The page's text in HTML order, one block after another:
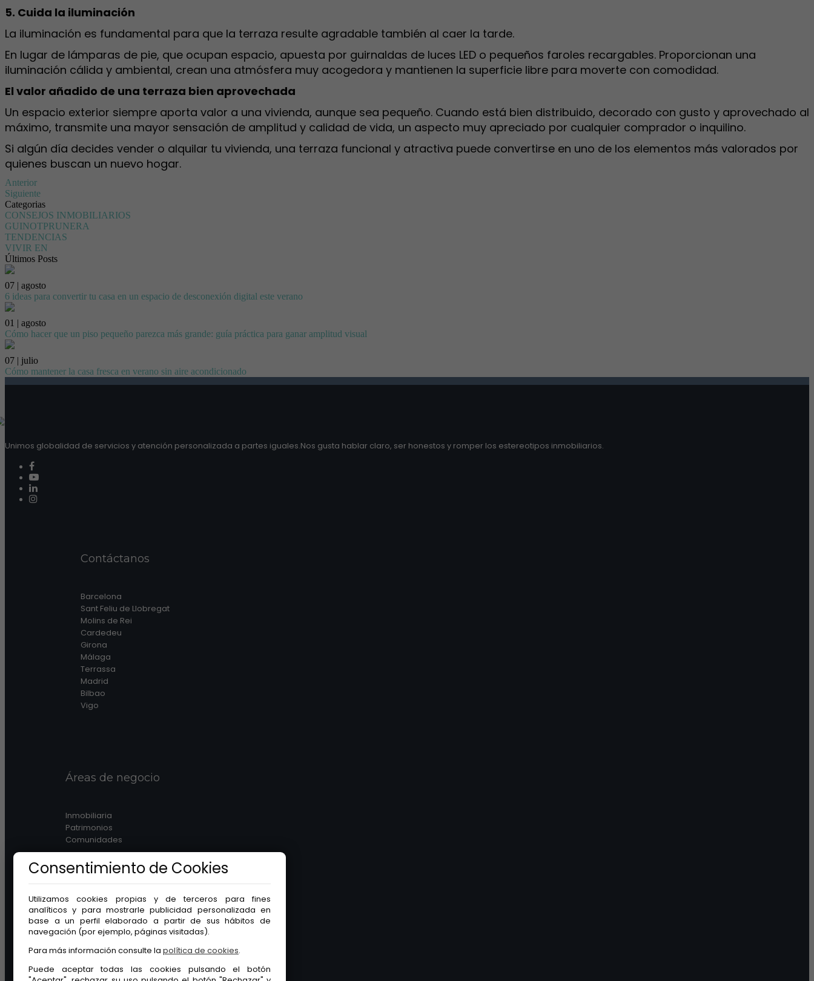
5. Cuida la iluminación
La iluminación es fundamental para que la terraza resulte agradable también al caer la tarde.
En lugar de lámparas de pie, que ocupan espacio, apuesta por guirnaldas de luces LED o pequeños faroles recargables. Proporcionan una
iluminación cálida y ambiental, crean una atmósfera muy acogedora y mantienen la superficie libre para moverte con comodidad.
El valor añadido de una terraza bien aprovechada
Un espacio exterior siempre aporta valor a una vivienda, aunque sea pequeño. Cuando está bien distribuido, decorado con gusto y aprovechado al
máximo, transmite una mayor sensación de amplitud y calidad de vida, un aspecto muy apreciado por cualquier comprador o inquilino.
Si algún día decides vender o alquilar tu vivienda, una terraza funcional y atractiva puede convertirse en uno de los elementos más valorados por
quienes buscan un nuevo hogar.
Anterior
Siguiente
Categorias
CONSEJOS INMOBILIARIOS
GUINOTPRUNERA
TENDENCIAS
VIVIR EN
Últimos Posts
07 | agosto
6 ideas para convertir tu casa en un espacio de desconexión digital este verano
01 | agosto
Cómo hacer que un piso pequeño parezca más grande: guía práctica para ganar amplitud visual
07 | julio
Cómo mantener la casa fresca en verano sin aire acondicionado
Unimos globalidad de servicios y atención personalizada a partes iguales.Nos gusta hablar claro, ser honestos y romper los estereotipos inmobiliarios.
Contáctanos
Barcelona
Sant Feliu de Llobregat
Molins de Rei
Cardedeu
Girona
Málaga
Terrassa
Madrid
Bilbao
Vigo
Áreas de negocio
Inmobiliaria
Patrimonios
Comunidades
Legal
Aviso legal
Política de cookies
Consentimiento de Cookies
Utilizamos cookies propias y de terceros para fines
analíticos y para mostrarle publicidad personalizada en
base a un perfil elaborado a partir de sus hábitos de
navegación (por ejemplo, páginas visitadas).
Para más información consulte la política de cookies.
Puede aceptar todas las cookies pulsando el botón